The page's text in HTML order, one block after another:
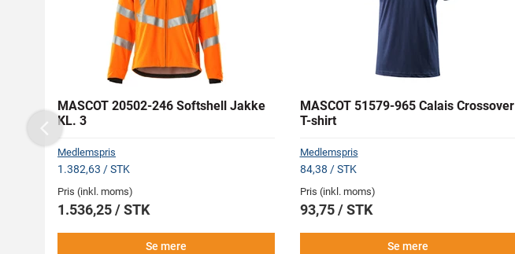
MASCOT 20502-246 Softshell Jakke
KL. 3
Medlemspris
1.382,63 / STK
Pris (inkl. moms)
1.536,25 / STK
Se mere
MASCOT 51579-965 Calais Crossover
T-shirt
Medlemspris
84,38 / STK
Pris (inkl. moms)
93,75 / STK
Se mere
Previous